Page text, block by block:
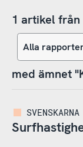
1 artikel från
med ämnet